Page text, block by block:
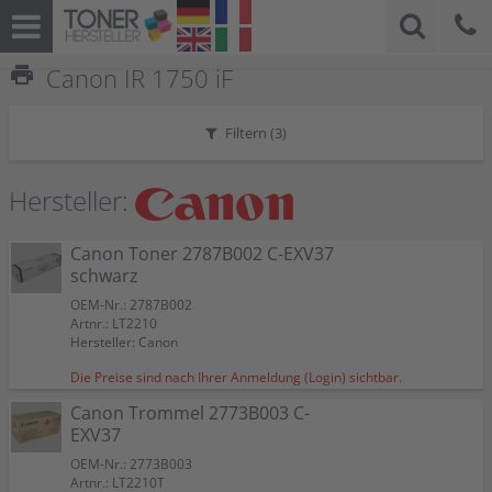
print Canon IR 1750 iF
Filtern (3)
Hersteller:
Canon Toner 2787B002 C-EXV37
schwarz
OEM-Nr.: 2787B002
Artnr.: LT2210
Hersteller: Canon
Die Preise sind nach Ihrer Anmeldung (Login) sichtbar.
Canon Trommel 2773B003 C-
EXV37
OEM-Nr.: 2773B003
Artnr.: LT2210T